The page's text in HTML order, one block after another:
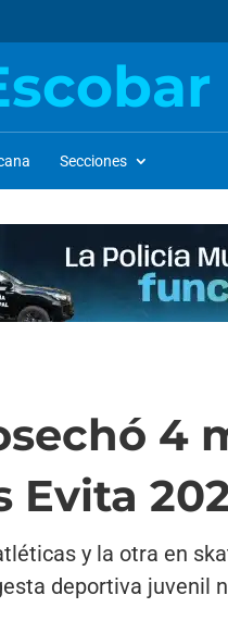
Secciones
4
Evita
y la otra en
deportiva juvenil